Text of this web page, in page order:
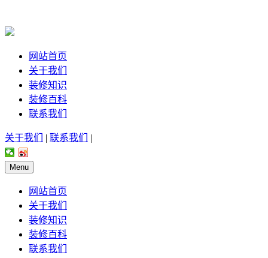
网站首页
关于我们
装修知识
装修百科
联系我们
关于我们 | 联系我们 |
Menu
网站首页
关于我们
装修知识
装修百科
联系我们